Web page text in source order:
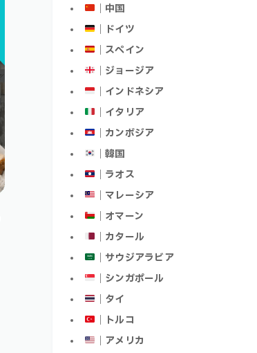
｜中国
｜ドイツ
｜スペイン
｜ジョージア
｜インドネシア
｜イタリア
｜カンボジア
｜韓国
｜ラオス
｜マレーシア
｜オマーン
｜カタール
｜サウジアラビア
｜シンガポール
｜タイ
｜トルコ
｜アメリカ